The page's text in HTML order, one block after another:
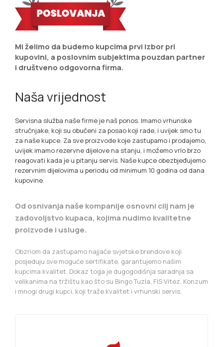
Mi želimo da budemo kupcima prvi izbor pri
kupovini, a poslovnim subjektima pouzdan partner
i društveno odgovorna firma.
Naša vrijednost
Servisna služba naše firme je naš ponos. Imamo vrhunske
stručnjake, koji su obučeni za posao koji rade, i uvijek smo tu
za naše kupce. Za sve proizvode koje zastupamo i prodajemo,
uvijek imamo rezervne dijelove na stanju, i možemo vrlo brzo
reagovati kada je u pitanju servis. Naše kupce obezbjeđujemo
rezervnim dijelovima u periodu od minimum 10 godina od dana
kupovine.
Od osnivanja naše kompanije osnovni cilj nam je
zadovoljstvo kupaca, kojima nudimo kvalitetne
proizvode i usluge.
Obzriom da zastupamo najjače svjetske brendove koji
posjeduju sve moguće sertifikate, garantujemo našim
kupcima kvalitet. Dokaz toga je dugogodišnja saradnja sa
velikanima na tržištu kao što su Bingo Tuzla, FIS Vitez, Konzum
i mnogi drugi kupci, koji traže kvalitet i vrhunski servis.